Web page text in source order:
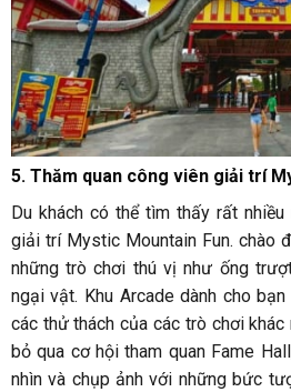
5. Thăm quan công viên giải trí
Du khách có thể tìm thấy rất
giải trí Mystic Mountain Fun. chào
những trò chơi thú vị như ống
ngại vật. Khu Arcade dành cho
các thử thách của các trò chơi khác
bỏ qua cơ hội tham quan Fame
nhìn và chụp ảnh với những bức